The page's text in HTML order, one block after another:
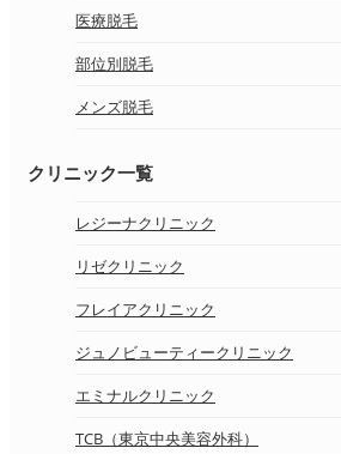
医療脱毛
部位別脱毛
メンズ脱毛
クリニック一覧
レジーナクリニック
リゼクリニック
フレイアクリニック
ジュノビューティークリニック
エミナルクリニック
TCB（東京中央美容外科）